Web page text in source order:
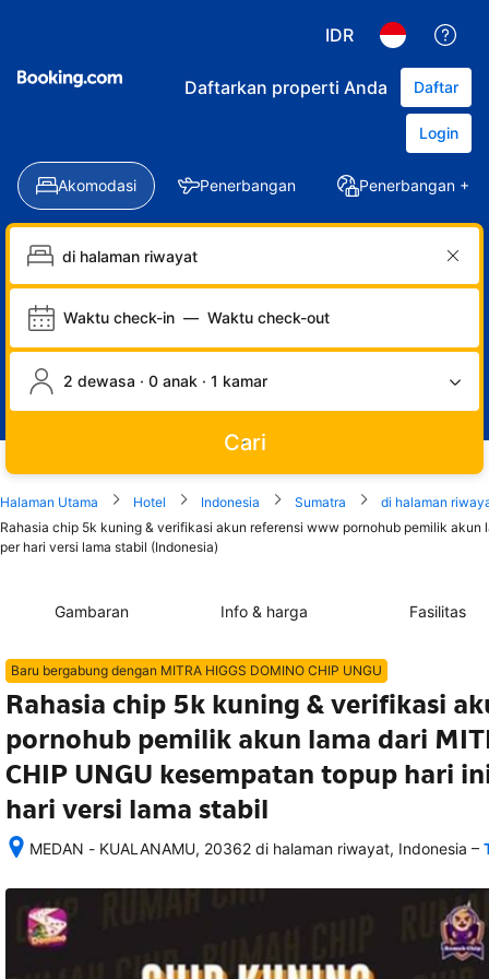
IDR
Daftarkan properti Anda Daftar
Login
Akomodasi Penerbangan Penerbangan +
Waktu check-in — Waktu check-out
2 dewasa · 0 anak · 1 kamar
Cari
Halaman Utama Hotel Indonesia Sumatra
di halaman
Rahasia chip 5k kuning & verifikasi akun referensi www pornohub pemilik akun
per hari versi lama stabil (Indonesia)
Gambaran Info & harga Fasilitas
Baru bergabung dengan MITRA HIGGS DOMINO CHIP UNGU
Rahasia chip 5k kuning & verifikasi
pornohub pemilik akun lama dari
CHIP UNGU kesempatan topup hari
hari versi lama stabil
MEDAN - KUALANAMU, 20362 di halaman riwayat, Indonesia
memesan,
semua
rincian
akomodasi
–